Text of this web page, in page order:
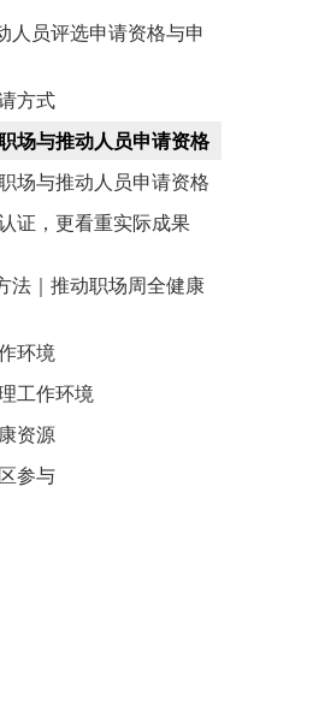
人员评选申请资格与申
方式
场与推动人员申请资格
场与推动人员申请资格
证，更看重实际成果
法｜推动职场周全健康
环境
工作环境
资源
参与